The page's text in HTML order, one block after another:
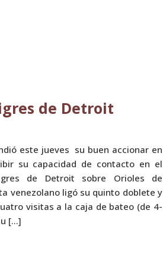
de Detroit
este jueves su buen accionar en
su capacidad de contacto en el
de Detroit sobre Orioles de
venezolano ligó su quinto doblete y
visitas a la caja de bateo (de 4-
[…]